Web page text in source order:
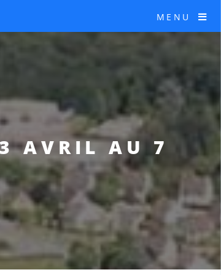
MENU
AVRIL AU 7